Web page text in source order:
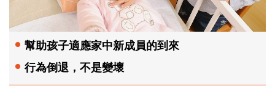
幫助孩子適應家中新成員的到來
行為倒退，不是變壞